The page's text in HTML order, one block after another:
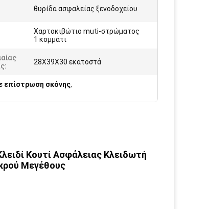
θυρίδα ασφαλείας ξενοδοχείου
Χαρτοκιβώτιο muti-στρώματος
1 κομμάτι
28X39X30 εκατοστά
επίστρωση σκόνης,
Κουτί Ασφάλειας Κλειδωτή
Μεγέθους